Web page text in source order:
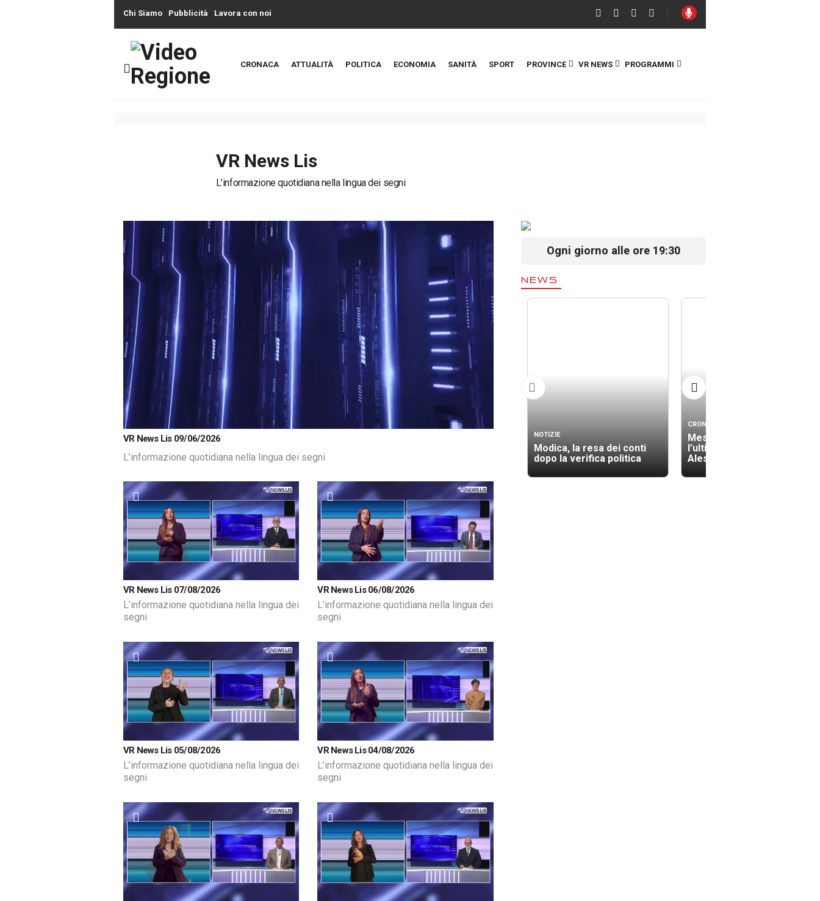
Chi Siamo Pubblicità Lavora con noi
CRONACA ATTUALITÀ POLITICA ECONOMIA SANITÀ SPORT PROVINCE VR NEWS PROGRAMMI
VR News Lis
L’informazione quotidiana nella lingua dei segni
Unmute Loaded
10.55%
VR News Lis 09/06/2026
L’informazione quotidiana nella lingua dei segni
VR News Lis 07/08/2026
L’informazione quotidiana nella lingua dei
segni
VR News Lis 06/08/2026
L’informazione quotidiana nella lingua dei
segni
VR News Lis 05/08/2026
L’informazione quotidiana nella lingua dei
segni
VR News Lis 04/08/2026
L’informazione quotidiana nella lingua dei
segni
Ogni giorno alle ore 19:30
NEWS
NOTIZIE
Modica, la resa dei conti
dopo la verifica politica
CRONACA
Messina si ferma per
l’ultimo saluto ad
Alessandra Frazzica